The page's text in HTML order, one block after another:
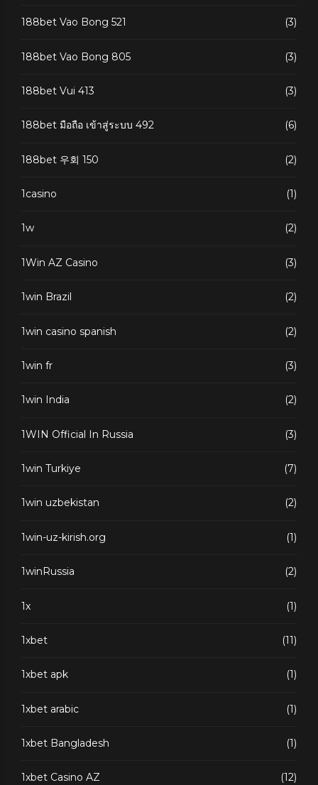
188bet Vao Bong 521 (3)
188bet Vao Bong 805 (3)
188bet Vui 413 (3)
188bet มือถือ เข้าสู่ระบบ 492 (6)
188bet 우회 150 (2)
1casino (1)
1w (2)
1Win AZ Casino (3)
1win Brazil (2)
1win casino spanish (2)
1win fr (3)
1win India (2)
1WIN Official In Russia (3)
1win Turkiye (7)
1win uzbekistan (2)
1win-uz-kirish.org (1)
1winRussia (2)
1x (1)
1xbet (11)
1xbet apk (1)
1xbet arabic (1)
1xbet Bangladesh (1)
1xbet Casino AZ (12)